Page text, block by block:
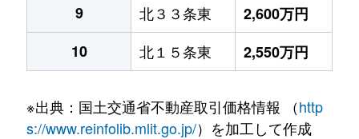
9
北３３条東
2,600万円
10
北１５条東 2,550万円
※出典：国土交通省不動産取引価格情報 （http
s://www.reinfolib.mlit.go.jp/）を加工して作成